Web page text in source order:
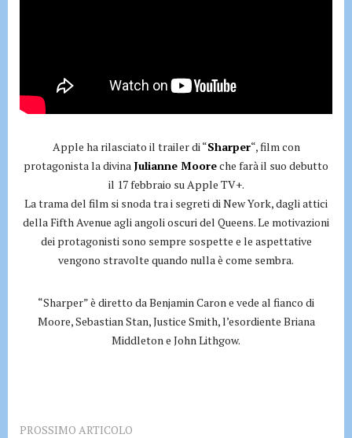
Apple ha rilasciato il trailer di “Sharper“, film con
protagonista la divina Julianne Mooreche farà il suo debutto
il 17 febbraio su Apple TV+.
La trama del film si snoda tra i segreti di New York, dagli attici
della Fifth Avenue agli angoli oscuri del Queens. Le motivazioni
dei protagonisti sono sempre sospette e le aspettative
vengono stravolte quando nulla è come sembra.
“Sharper” è diretto da Benjamin Caron e vede al fianco di
Moore, Sebastian Stan, Justice Smith, l’esordiente Briana
Middleton e John Lithgow.
PROSSIMO ARTICOLO